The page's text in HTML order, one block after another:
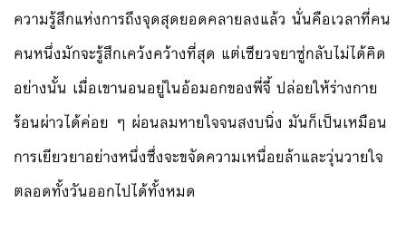
ความรู้สึกแห่งการถึงจุดสุดยอดคลายลงแล้ว นั่นคือเวลาที่คน
คนหนึ่งมักจะรู้สึกเคว้งคว้างที่สุด แต่เซียวจยาซู่กลับไม่ได้คิด
อย่างนั้น เมื่อเขานอนอยู่ในอ้อมอกของพี่จี้ ปล่อยให้ร่างกาย
ร้อนผ่าวได้ค่อย ๆ ผ่อนลมหายใจจนสงบนิ่ง มันก็เป็นเหมือน
การเยียวยาอย่างหนึ่งซึ่งจะขจัดความเหนื่อยล้าและวุ่นวายใจ
ตลอดทั้งวันออกไปได้ทั้งหมด